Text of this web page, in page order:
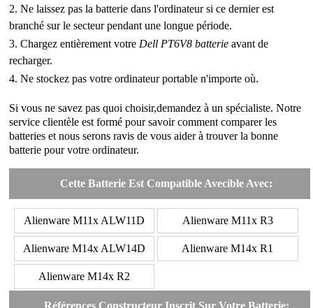
2. Ne laissez pas la batterie dans l'ordinateur si ce dernier est
branché sur le secteur pendant une longue période.
3. Chargez entièrement votre Dell PT6V8 batterie avant de
recharger.
4. Ne stockez pas votre ordinateur portable n'importe où.
Si vous ne savez pas quoi choisir,demandez à un spécialiste. Notre
service clientèle est formé pour savoir comment comparer les
batteries et nous serons ravis de vous aider à trouver la bonne
batterie pour votre ordinateur.
Cette Batterie Est Compatible Avecible Avec:
Alienware M11x ALW11D Alienware M11x R3
Alienware M14x ALW14D Alienware M14x R1
Alienware M14x R2